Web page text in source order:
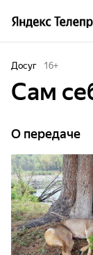
Досуг 16+
Сам
О передаче